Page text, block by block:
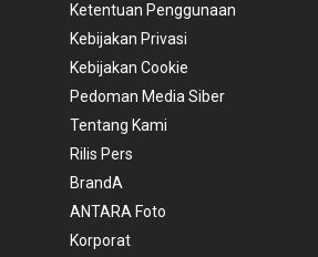
Ketentuan Penggunaan
Kebijakan Privasi
Kebijakan Cookie
Pedoman Media Siber
Tentang Kami
Rilis Pers
BrandA
ANTARA Foto
Korporat